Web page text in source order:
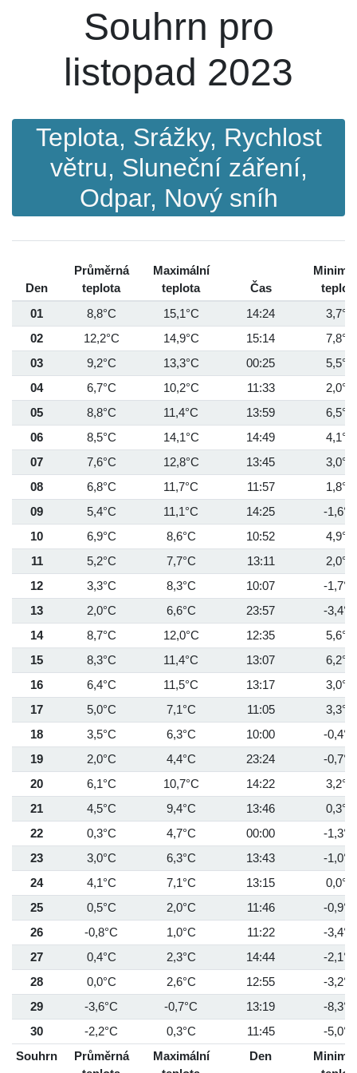
Souhrn pro
listopad 2023
Teplota, Srážky, Rychlost
větru, Sluneční záření,
Odpar, Nový sníh
Den
Průměrná
teplota
Maximální
teplota
Čas
01
8,8°C 15,1°C 14:24
3,7°C
02
12,2°C 14,9°C 15:14
7,8°C
03
9,2°C 13,3°C 00:25
5,5°C
04
6,7°C 10,2°C 11:33
2,0°C
05
8,8°C 11,4°C 13:59
6,5°C
06
8,5°C 14,1°C 14:49
4,1°C
07
7,6°C 12,8°C 13:45
3,0°C
08
6,8°C 11,7°C 11:57
1,8°C
09
5,4°C 11,1°C 14:25
-1,6°C
10
6,9°C 8,6°C 10:52
4,9°C
11
5,2°C 7,7°C 13:11
2,0°C
12
3,3°C 8,3°C 10:07
-1,7°C
13
2,0°C 6,6°C 23:57
-3,4°C
14
8,7°C 12,0°C 12:35
5,6°C
15
8,3°C 11,4°C 13:07
6,2°C
16
6,4°C 11,5°C 13:17
3,0°C
17
5,0°C 7,1°C 11:05
3,3°C
18
3,5°C 6,3°C 10:00
-0,4°C
19
2,0°C 4,4°C 23:24
-0,7°C
20
6,1°C 10,7°C 14:22
3,2°C
21
4,5°C 9,4°C 13:46
0,3°C
22
0,3°C 4,7°C 00:00
-1,3°C
23
3,0°C 6,3°C 13:43
-1,0°C
24
4,1°C 7,1°C 13:15
0,0°C
25
0,5°C 2,0°C 11:46
-0,9°C
26
-0,8°C 1,0°C 11:22
-3,4°C
27
0,4°C 2,3°C 14:44
-2,1°C
28
0,0°C 2,6°C 12:55
-3,2°C
29
-3,6°C -0,7°C 13:19
-8,3°C
30
-2,2°C 0,3°C 11:45
-5,0°C
Souhrn
Průměrná
Maximální
Den